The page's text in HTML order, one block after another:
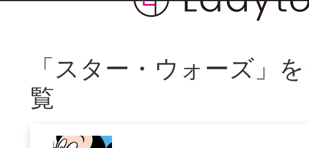
「スター・ウォーズ」
覧